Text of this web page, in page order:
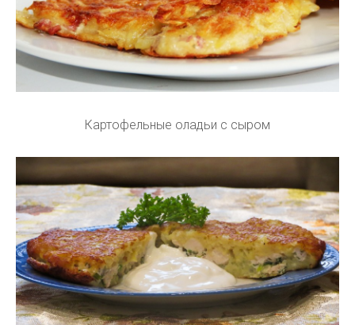
Картофельные оладьи с сыром